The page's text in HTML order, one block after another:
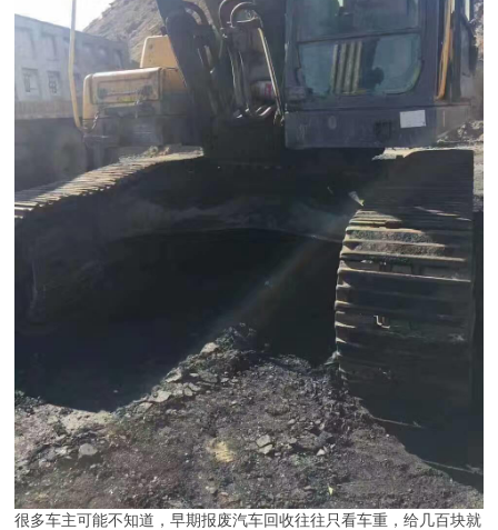
很多车主可能不知道，早期报废汽车回收往往只看车重，给几百块就